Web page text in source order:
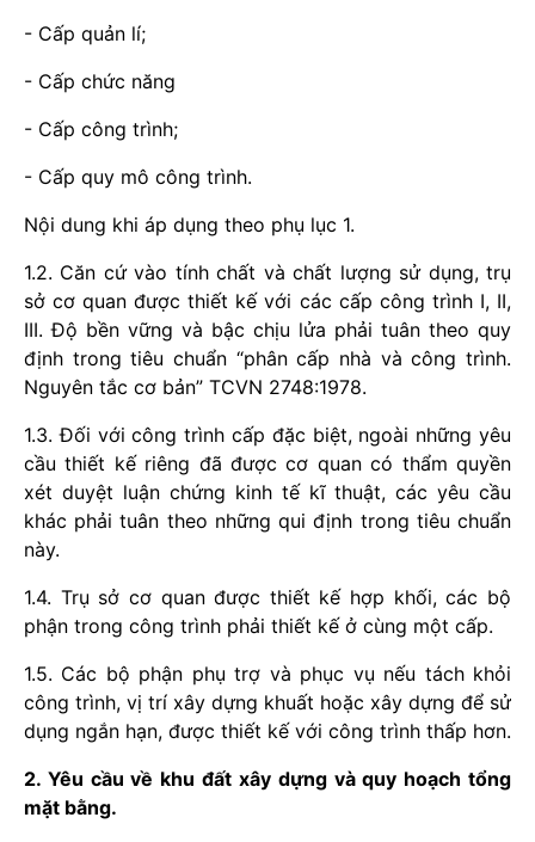
- Cấp quản lí;
- Cấp chức năng
- Cấp công trình;
- Cấp quy mô công trình.
Nội dung khi áp dụng theo phụ lục 1.
1.2. Căn cứ vào tính chất và chất lượng sử dụng, trụ
sở cơ quan được thiết kế với các cấp công trình I, II,
III. Độ bền vững và bậc chịu lửa phải tuân theo quy
định trong tiêu chuẩn “phân cấp nhà và công trình.
Nguyên tắc cơ bản” TCVN 2748:1978.
1.3. Đối với công trình cấp đặc biệt, ngoài những yêu
cầu thiết kế riêng đã được cơ quan có thẩm quyền
xét duyệt luận chứng kinh tế kĩ thuật, các yêu cầu
khác phải tuân theo những qui định trong tiêu chuẩn
này.
1.4. Trụ sở cơ quan được thiết kế hợp khối, các bộ
phận trong công trình phải thiết kế ở cùng một cấp.
1.5. Các bộ phận phụ trợ và phục vụ nếu tách khỏi
công trình, vị trí xây dựng khuất hoặc xây dựng để sử
dụng ngắn hạn, được thiết kế với công trình thấp hơn.
2. Yêu cầu về khu đất xây dựng và quy hoạch tổng
mặt bằng.